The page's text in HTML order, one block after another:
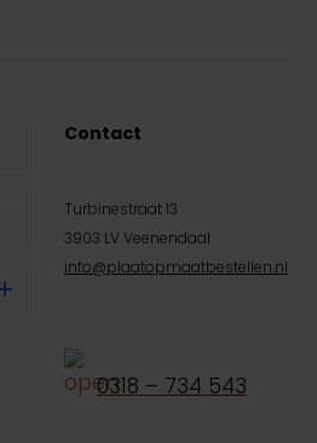
Contact
Turbinestraat 13
3903 LV Veenendaal
info@plaatopmaatbestellen.nl
0318 – 734 543